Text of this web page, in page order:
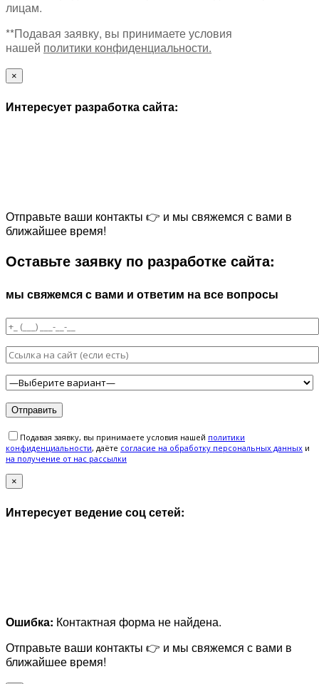
лицам.
**Подавая заявку, вы принимаете условия
нашей политики конфиденциальности.
×
Интересует разработка сайта:
Отправьте ваши контакты 👉 и мы свяжемся с вами в
ближайшее время!
Оставьте заявку по разработке сайта:
мы свяжемся с вами и ответим на все вопросы
Подавая заявку, вы принимаете условия нашей политики
конфиденциальности, даёте cогласие на обработку персональных данных и
на получение от нас рассылки
×
Интересует ведение соц сетей:
Ошибка: Контактная форма не найдена.
Отправьте ваши контакты 👉 и мы свяжемся с вами в
ближайшее время!